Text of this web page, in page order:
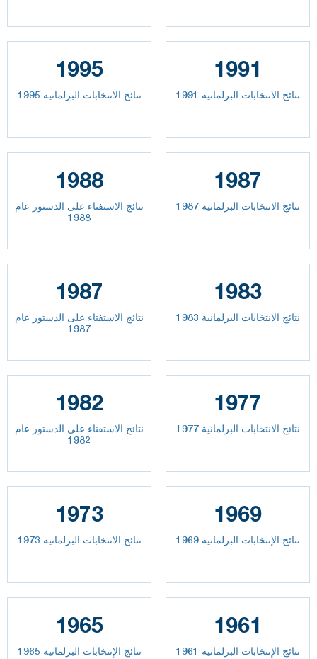
1995
نتائج الانتخابات البرلمانية 1995
1991
نتائج الانتخابات البرلمانية 1991
1988
نتائج الاستفتاء على الدستور عام
1988
1987
نتائج الانتخابات البرلمانية 1987
1987
نتائج الاستفتاء على الدستور عام
1987
1983
نتائج الانتخابات البرلمانية 1983
1982
نتائج الاستفتاء على الدستور عام
1982
1977
نتائج الانتخابات البرلمانية 1977
1973
نتائج الانتخابات البرلمانية 1973
1969
نتائج الإنتخابات البرلمانية 1969
1965
نتائج الإنتخابات البرلمانية 1965
1961
نتائج الإنتخابات البرلمانية 1961